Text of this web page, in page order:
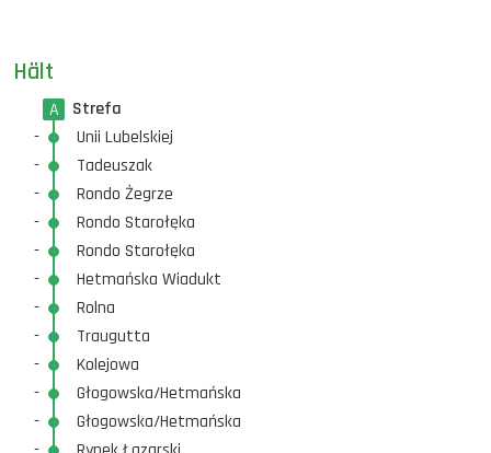
Hält
A
Strefa
-
Unii Lubelskiej
-
Tadeuszak
-
Rondo Żegrze
-
Rondo Starołęka
-
Rondo Starołęka
-
Hetmańska Wiadukt
-
Rolna
-
Traugutta
-
Kolejowa
-
Głogowska/Hetmańska
-
Głogowska/Hetmańska